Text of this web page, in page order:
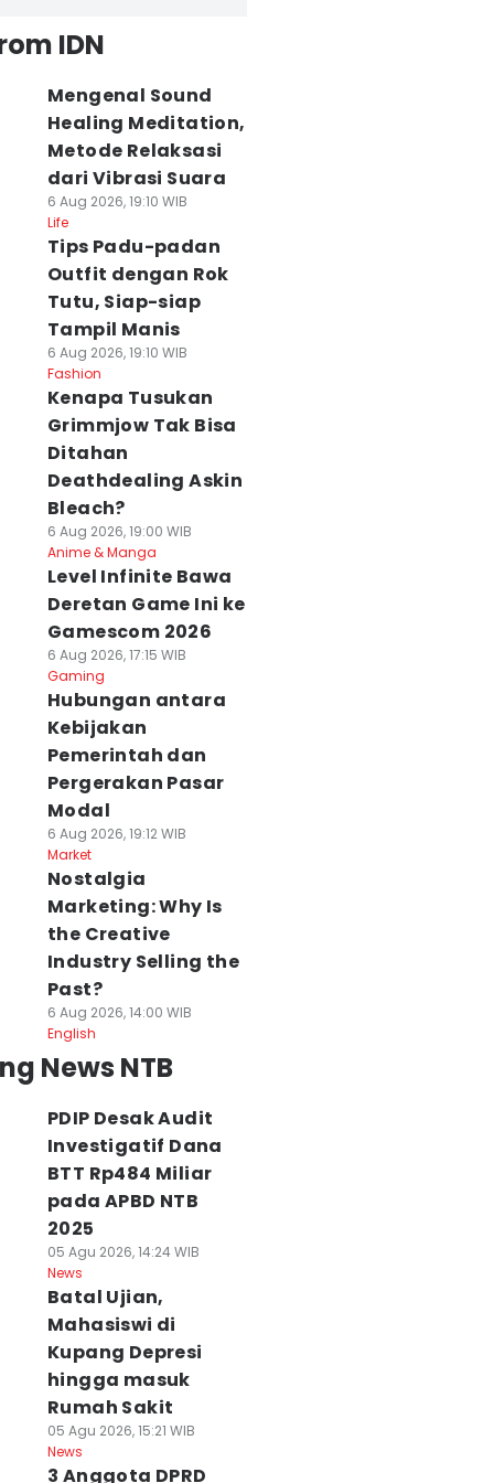
IDN
Mengenal Sound
Healing Meditation,
Metode Relaksasi
dari Vibrasi Suara
6 Aug 2026, 19:10 WIB
Life
Tips Padu-padan
Outfit dengan Rok
Tutu, Siap-siap
Tampil Manis
6 Aug 2026, 19:10 WIB
Fashion
Kenapa Tusukan
Grimmjow Tak Bisa
Ditahan
Deathdealing Askin
Bleach?
6 Aug 2026, 19:00 WIB
Anime & Manga
Level Infinite Bawa
Deretan Game Ini ke
Gamescom 2026
6 Aug 2026, 17:15 WIB
Gaming
Hubungan antara
Kebijakan
Pemerintah dan
Pergerakan Pasar
Modal
6 Aug 2026, 19:12 WIB
Market
Nostalgia
Marketing: Why Is
the Creative
Industry Selling the
Past?
6 Aug 2026, 14:00 WIB
English
News NTB
PDIP Desak Audit
Investigatif Dana
BTT Rp484 Miliar
pada APBD NTB
2025
05 Agu 2026, 14:24 WIB
News
Batal Ujian,
Mahasiswi di
Kupang Depresi
hingga masuk
Rumah Sakit
05 Agu 2026, 15:21 WIB
News
3 Anggota DPRD